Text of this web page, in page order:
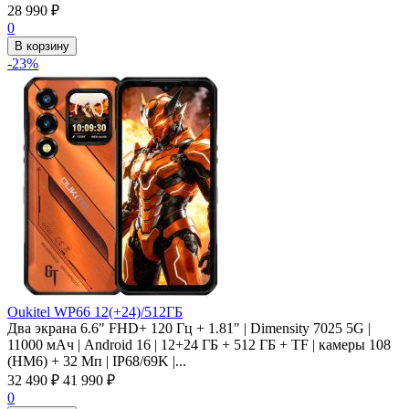
28 990 ₽
0
В корзину
-23%
Oukitel WP66 12(+24)/512ГБ
Два экрана 6.6" FHD+ 120 Гц + 1.81" | Dimensity 7025 5G |
11000 мАч | Android 16 | 12+24 ГБ + 512 ГБ + TF | камеры 108
(HM6) + 32 Мп | IP68/69K |...
32 490 ₽ 41 990 ₽
0